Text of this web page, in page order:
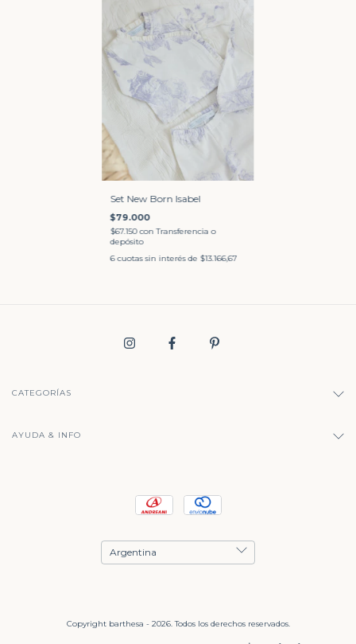
Set New Born Isabel
$79.000
$67.150con Transferencia o
depósito
6 cuotas sin interés de $13.166,67
CATEGORÍAS
AYUDA & INFO
Copyright barthesa - 2026. Todos los derechos reservados.